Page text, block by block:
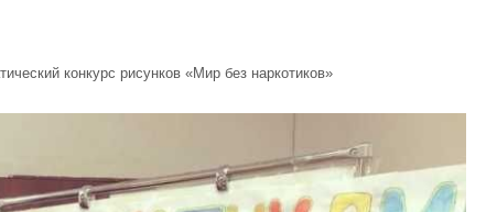
конкурс рисунков «Мир без наркотиков»